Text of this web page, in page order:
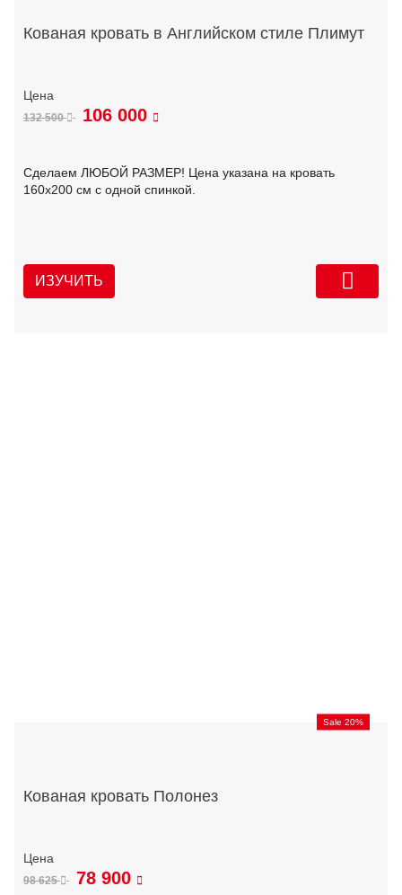
Кованая кровать в Английском стиле Плимут
132 500 106 000
Сделаем ЛЮБОЙ РАЗМЕР! Цена указана на кровать
160х200 см с одной спинкой.
ИЗУЧИТЬ
Sale 20%
Кованая кровать Полонез
98 625 78 900